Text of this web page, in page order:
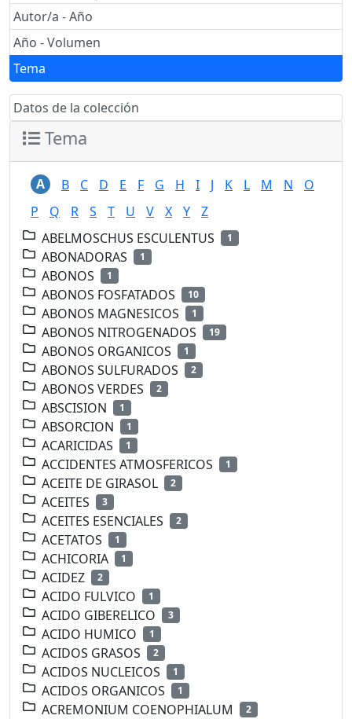
Autor/a - Año
Año - Volumen
Tema
Datos de la colección
Tema
A B C D E F G H I J K L M N
O
P
Q R S T U V X Y
Z
ABELMOSCHUS ESCULENTUS
1
ABONADORAS 1
ABONOS 1
ABONOS FOSFATADOS 10
ABONOS MAGNESICOS 1
ABONOS NITROGENADOS 19
ABONOS ORGANICOS 1
ABONOS SULFURADOS 2
ABONOS VERDES 2
ABSCISION 1
ABSORCION 1
ACARICIDAS 1
ACCIDENTES ATMOSFERICOS 1
ACEITE DE GIRASOL 2
ACEITES 3
ACEITES ESENCIALES 2
ACETATOS 1
ACHICORIA 1
ACIDEZ 2
ACIDO FULVICO 1
ACIDO GIBERELICO 3
ACIDO HUMICO 1
ACIDOS GRASOS 2
ACIDOS NUCLEICOS 1
ACIDOS ORGANICOS 1
ACREMONIUM COENOPHIALUM 2